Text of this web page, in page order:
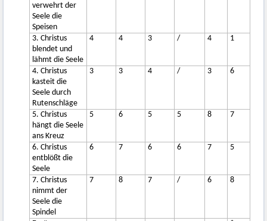
verwehrt der
Seele die
Speisen
3. Christus
blendet und
lähmt die Seele
4 4 3 / 4 1
4. Christus
kasteit die
Seele durch
Rutenschläge
3 3 4 / 3 6
5. Christus
hängt die Seele
ans Kreuz
5 6 5 5 8 7
6. Christus
entblößt die
Seele
6 7 6 6 7 5
7. Christus
nimmt der
Seele die
Spindel
7 8 7 / 6 8